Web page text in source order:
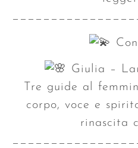
Giulia –
Tre guide al
corpo, voce e
rinascita